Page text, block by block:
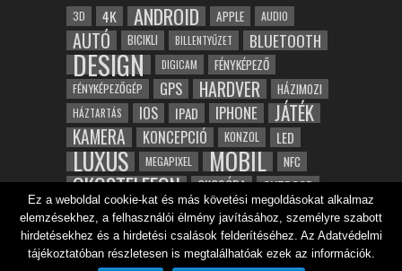
3D 4K ANDROID APPLE AUDIO
AUTÓ BICIKLI BILLENTYŰZET BLUETOOTH
DESIGN DIGICAM FÉNYKÉPEZŐ
FÉNYKÉPEZŐGÉP GPS HARDVER HÁZIMOZI
HÁZTARTÁS IOS IPAD IPHONE JÁTÉK
KAMERA KONCEPCIÓ KONZOL LED
LUXUS MEGAPIXEL MOBIL NFC
OKOSTELEFON OKOSÓRA OUTDOOR
ROBOT SAMSUNG SPORT TABLET
TESZT VIDEÓ VÍZÁLLÓ WIFI ZENE ZÖLD
ÉPÍTÉSZET ÉRINTŐKÉPERNYŐ ÓRA
Ez a weboldal cookie-kat és más követési megoldásokat alkalmaz
elemzésekhez, a felhasználói élmény javításához, személyre szabott
hirdetésekhez és a hirdetési csalások felderítéséhez. Az Adatvédelmi
tájékoztatóban részletesen is megtalálhatóak ezek az információk.